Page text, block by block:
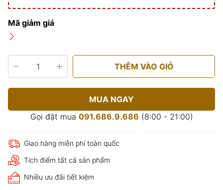
Mã giảm giá
THÊM VÀO GIỎ
MUA NGAY
Gọi đặt mua 091.686.9.686 (8:00 - 21:00)
Giao hàng miễn phí toàn quốc
Tích điểm tất cả sản phẩm
Nhiều ưu đãi tiết kiệm